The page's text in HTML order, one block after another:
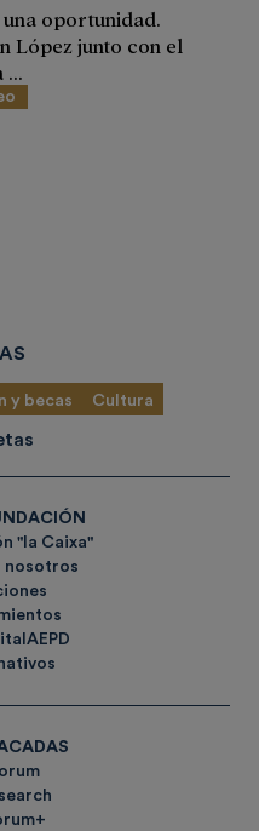
oportunidad.
López junto con el
...
y becas Cultura
"la Caixa"
nosotros